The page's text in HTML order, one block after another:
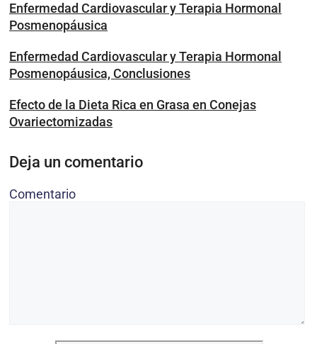
Enfermedad Cardiovascular y Terapia Hormonal
Posmenopáusica
Enfermedad Cardiovascular y Terapia Hormonal
Posmenopáusica, Conclusiones
Efecto de la Dieta Rica en Grasa en Conejas
Ovariectomizadas
Deja un comentario
Comentario